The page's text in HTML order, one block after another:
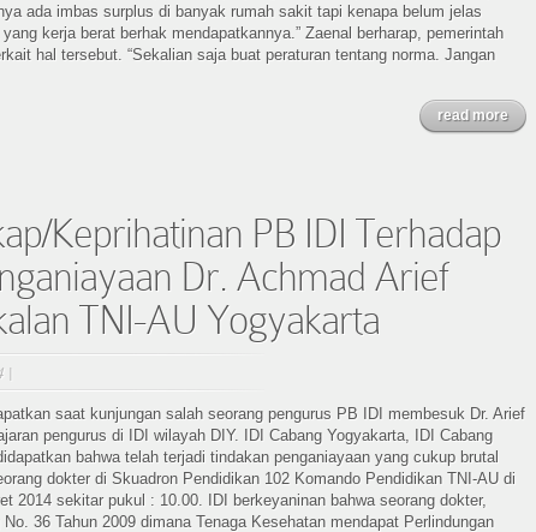
ada imbas surplus di banyak rumah sakit tapi kenapa belum jelas
kerja berat berhak mendapatkannya.” Zaenal berharap, pemerintah
hal tersebut. “Sekalian saja buat peraturan tentang norma. Jangan
read more
Keprihatinan PB IDI Terhadap
Dr. Achmad Arief
TNI-AU Yogyakarta
|
saat kunjungan salah seorang pengurus PB IDI membesuk Dr. Arief
pengurus di IDI wilayah DIY. IDI Cabang Yogyakarta, IDI Cabang
bahwa telah terjadi tindakan penganiayaan yang cukup brutal
dokter di Skuadron Pendidikan 102 Komando Pendidikan TNI-AU di
2014 sekitar pukul : 10.00. IDI berkeyaninan bahwa seorang dokter,
36 Tahun 2009 dimana Tenaga Kesehatan mendapat Perlindungan